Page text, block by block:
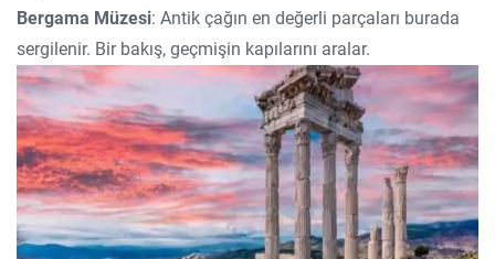
Bergama Müzesi: Antik çağın en değerli parçaları burada
sergilenir. Bir bakış, geçmişin kapılarını aralar.